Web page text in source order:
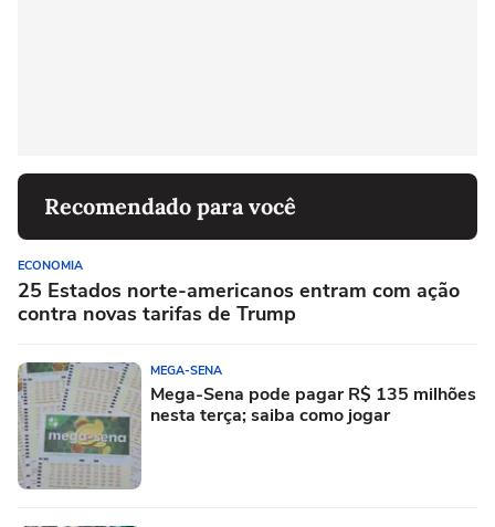
Recomendado para você
ECONOMIA
25 Estados norte-americanos entram com ação
contra novas tarifas de Trump
MEGA-SENA
Mega-Sena pode pagar R$ 135 milhões
nesta terça; saiba como jogar